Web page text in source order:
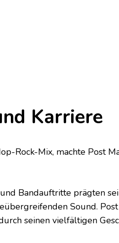
Karriere
Rock-Mix, machte Post
Bandauftritte prägten
Sound.
seinen vielfältigen